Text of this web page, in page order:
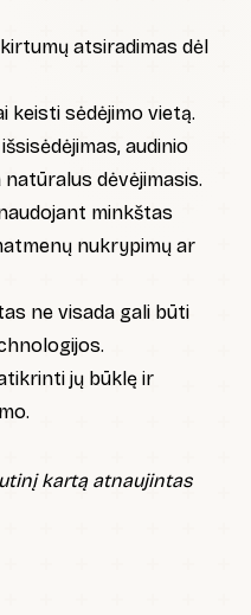
atsiradimas dėl
keisti sėdėjimo vietą.
audinio
dėvėjimasis.
minkštas
nukrypimų ar
ne visada gali būti
jų būklę ir
kartą atnaujintas